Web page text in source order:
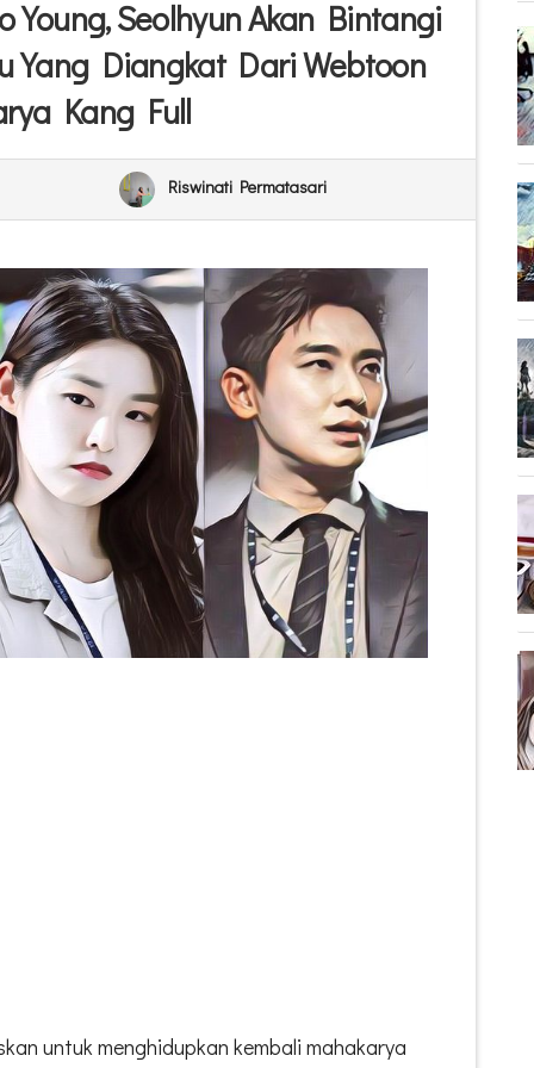
Young, Seolhyun Akan Bintangi
Yang Diangkat Dari Webtoon
Kang Full
Riswinati Permatasari
untuk menghidupkan kembali mahakarya